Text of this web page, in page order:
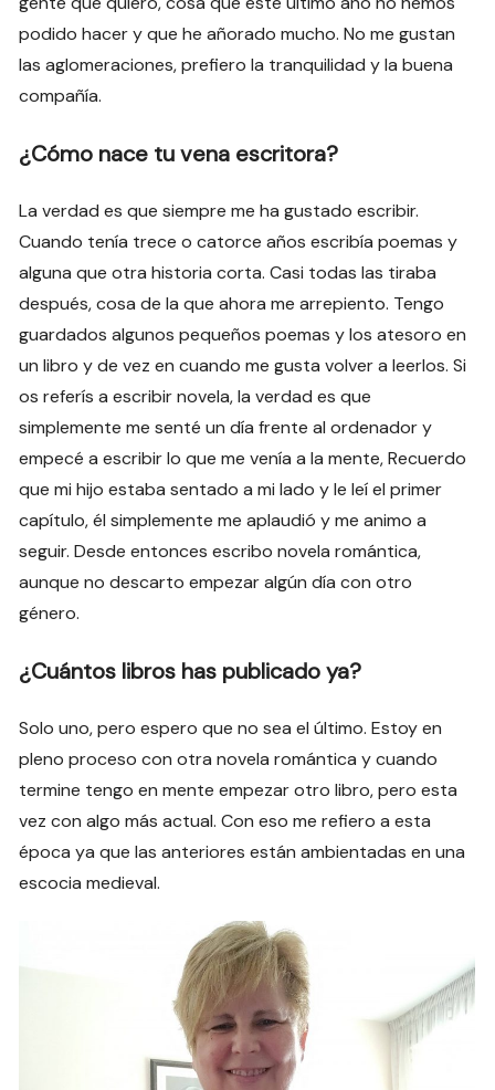
podido hacer y que he añorado mucho. No me gustan
las aglomeraciones, prefiero la tranquilidad y la buena
compañía.
¿Cómo nace tu vena escritora?
La verdad es que siempre me ha gustado escribir.
Cuando tenía trece o catorce años escribía poemas y
alguna que otra historia corta. Casi todas las tiraba
después, cosa de la que ahora me arrepiento. Tengo
guardados algunos pequeños poemas y los atesoro en
un libro y de vez en cuando me gusta volver a leerlos. Si
os referís a escribir novela, la verdad es que
simplemente me senté un día frente al ordenador y
empecé a escribir lo que me venía a la mente, Recuerdo
que mi hijo estaba sentado a mi lado y le leí el primer
capítulo, él simplemente me aplaudió y me animo a
seguir. Desde entonces escribo novela romántica,
aunque no descarto empezar algún día con otro
género.
¿Cuántos libros has publicado ya?
Solo uno, pero espero que no sea el último. Estoy en
pleno proceso con otra novela romántica y cuando
termine tengo en mente empezar otro libro, pero esta
vez con algo más actual. Con eso me refiero a esta
época ya que las anteriores están ambientadas en una
escocia medieval.